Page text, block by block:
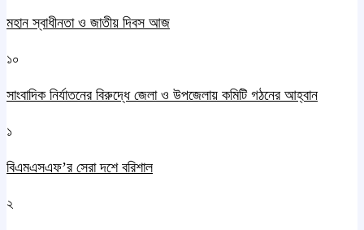
মহান স্বাধীনতা ও জাতীয় দিবস আজ
১০
সাংবাদিক নির্যাতনের বিরুদ্ধে জেলা ও উপজেলায় কমিটি গঠনের আহ্বান
১
বিএমএসএফ’র সেরা দশে বরিশাল
২